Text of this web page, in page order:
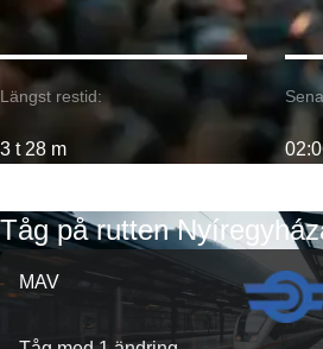
Längst restid:
3 t 28 m
Tåg på rutten
MAV